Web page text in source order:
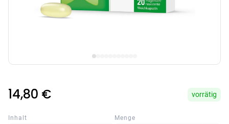
14,80 € vorrätig
Inhalt Menge